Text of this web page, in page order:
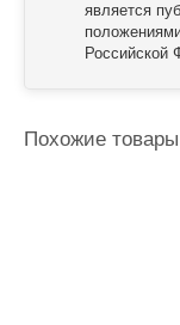
является
Российской
Похожие товары